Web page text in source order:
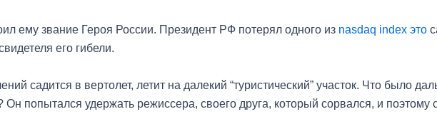
ему звание Героя России. Президент РФ потерял одного из nasdaq index это
его гибели.
садится в вертолет, летит на далекий “туристический” участок. Что было
попытался удержать режиссера, своего друга, который сорвался, и поэтому